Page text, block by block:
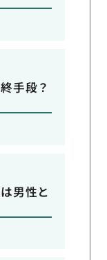
手段？
男性と